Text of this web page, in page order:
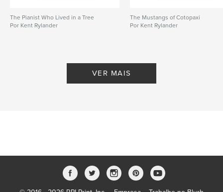
The Pianist Who Lived in a Tree
Por Kent Rylander
The Mustangs of Cotopaxi
Por Kent Rylander
VER MAIS